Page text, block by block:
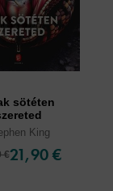
sötéten
King
€21,90 €